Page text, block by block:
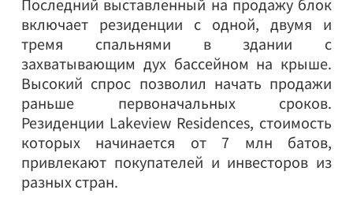
включает резиденции с одной, двумя и
тремя спальнями в здании с
захватывающим дух бассейном на крыше.
Высокий спрос позволил начать продажи
раньше первоначальных сроков.
Резиденции Lakeview Residences, стоимость
которых начинается от 7 млн батов,
привлекают покупателей и инвесторов из
разных стран.